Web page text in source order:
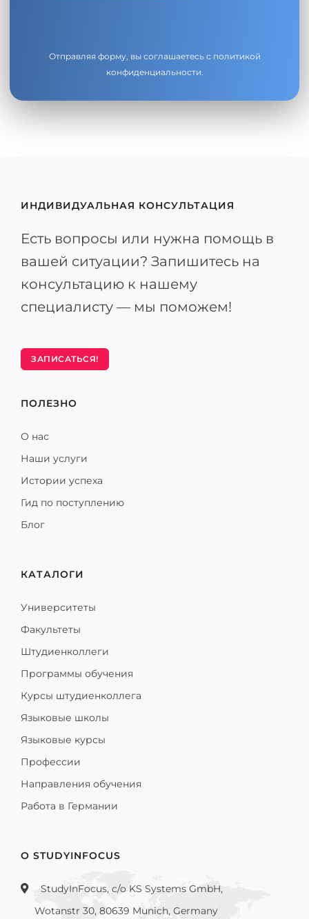
Отправляя форму, вы соглашаетесь с политикой
конфиденциальности.
ИНДИВИДУАЛЬНАЯ КОНСУЛЬТАЦИЯ
Есть вопросы или нужна помощь в
вашей ситуации? Запишитесь на
консультацию к нашему
специалисту — мы поможем!
ЗАПИСАТЬСЯ!
ПОЛЕЗНО
О нас
Наши услуги
Истории успеха
Гид по поступлению
Блог
КАТАЛОГИ
Университеты
Факультеты
Штудиенколлеги
Программы обучения
Курсы штудиенколлега
Языковые школы
Языковые курсы
Профессии
Направления обучения
Работа в Германии
О STUDYINFOCUS
StudyInFocus, c/o KS Systems GmbH,
Wotanstr 30, 80639 Munich, Germany